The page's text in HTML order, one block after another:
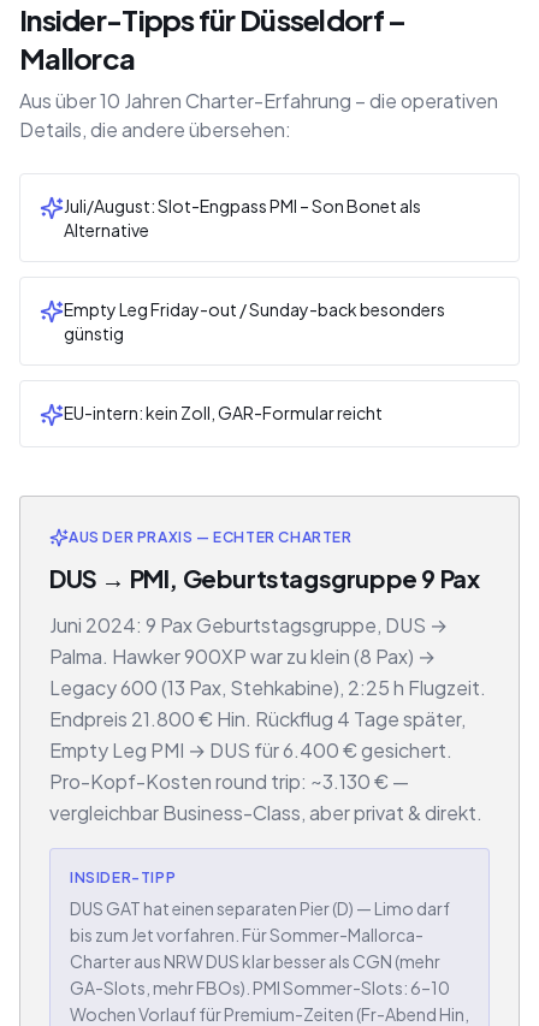
Insider-Tipps für Düsseldorf –
Mallorca
Aus über 10 Jahren Charter-Erfahrung – die operativen
Details, die andere übersehen:
Juli/August: Slot-Engpass PMI – Son Bonet als
Alternative
Empty Leg Friday-out / Sunday-back besonders
günstig
EU-intern: kein Zoll, GAR-Formular reicht
AUS DER PRAXIS — ECHTER CHARTER
DUS → PMI, Geburtstagsgruppe 9 Pax
Juni 2024: 9 Pax Geburtstagsgruppe, DUS →
Palma. Hawker 900XP war zu klein (8 Pax) →
Legacy 600 (13 Pax, Stehkabine), 2:25 h Flugzeit.
Endpreis 21.800 € Hin. Rückflug 4 Tage später,
Empty Leg PMI → DUS für 6.400 € gesichert.
Pro-Kopf-Kosten round trip: ~3.130 € —
vergleichbar Business-Class, aber privat & direkt.
INSIDER-TIPP
DUS GAT hat einen separaten Pier (D) — Limo darf
bis zum Jet vorfahren. Für Sommer-Mallorca-
Charter aus NRW DUS klar besser als CGN (mehr
GA-Slots, mehr FBOs). PMI Sommer-Slots: 6–10
Wochen Vorlauf für Premium-Zeiten (Fr-Abend Hin,